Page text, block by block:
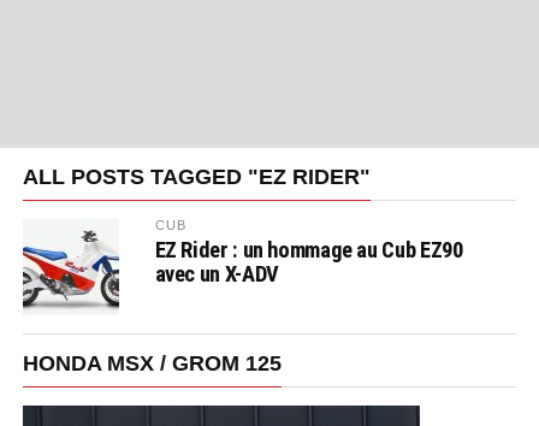
ALL POSTS TAGGED "EZ RIDER"
CUB
EZ Rider : un hommage au Cub EZ90
avec un X-ADV
HONDA MSX / GROM 125